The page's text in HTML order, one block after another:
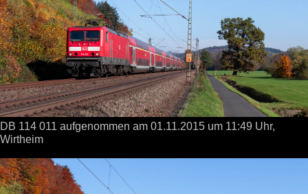
DB 114 011 aufgenommen am 01.11.2015 um 11:49 Uhr,
Wirtheim